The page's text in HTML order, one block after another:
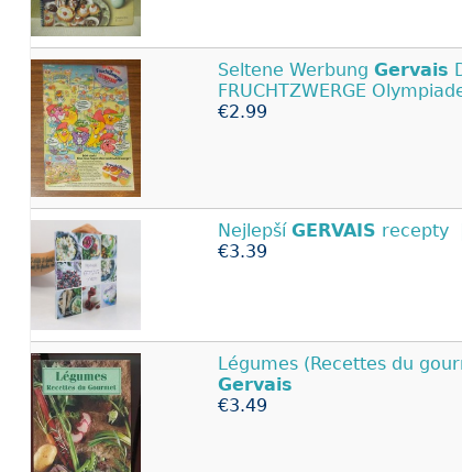
Seltene Werbung Gervais
FRUCHTZWERGE
€2.99
Nejlepší GERVAIS recepty
€3.39
Légumes (Recettes du
Gervais
€3.49